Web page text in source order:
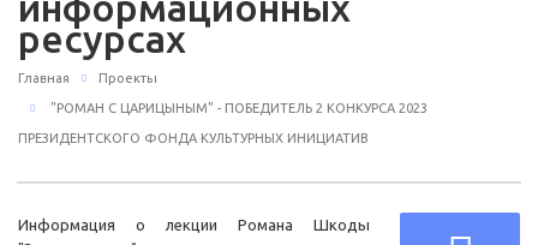
ресурсах
Главная Проекты
"РОМАН С ЦАРИЦЫНЫМ" - ПОБЕДИТЕЛЬ 2 КОНКУРСА 2023
ПРЕЗИДЕНТСКОГО ФОНДА КУЛЬТУРНЫХ ИНИЦИАТИВ
Информация о лекции Романа Шкоды